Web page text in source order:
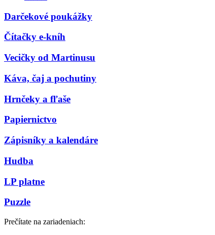
Darčekové poukážky
Čítačky e-kníh
Vecičky od Martinusu
Káva, čaj a pochutiny
Hrnčeky a fľaše
Papiernictvo
Zápisníky a kalendáre
Hudba
LP platne
Puzzle
Prečítate na zariadeniach: